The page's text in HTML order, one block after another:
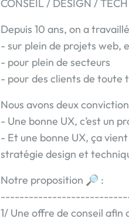
CONSEIL / DESIGN / TECH
Depuis 10 ans, on a
- sur plein de projets web,
- pour plein de secteurs
- pour des clients de toute
Nous avons deux
- Une bonne UX, c’est un
- Et une bonne UX, ça
stratégie design et
Notre proposition 🔎 :
1/ Une offre de conseil